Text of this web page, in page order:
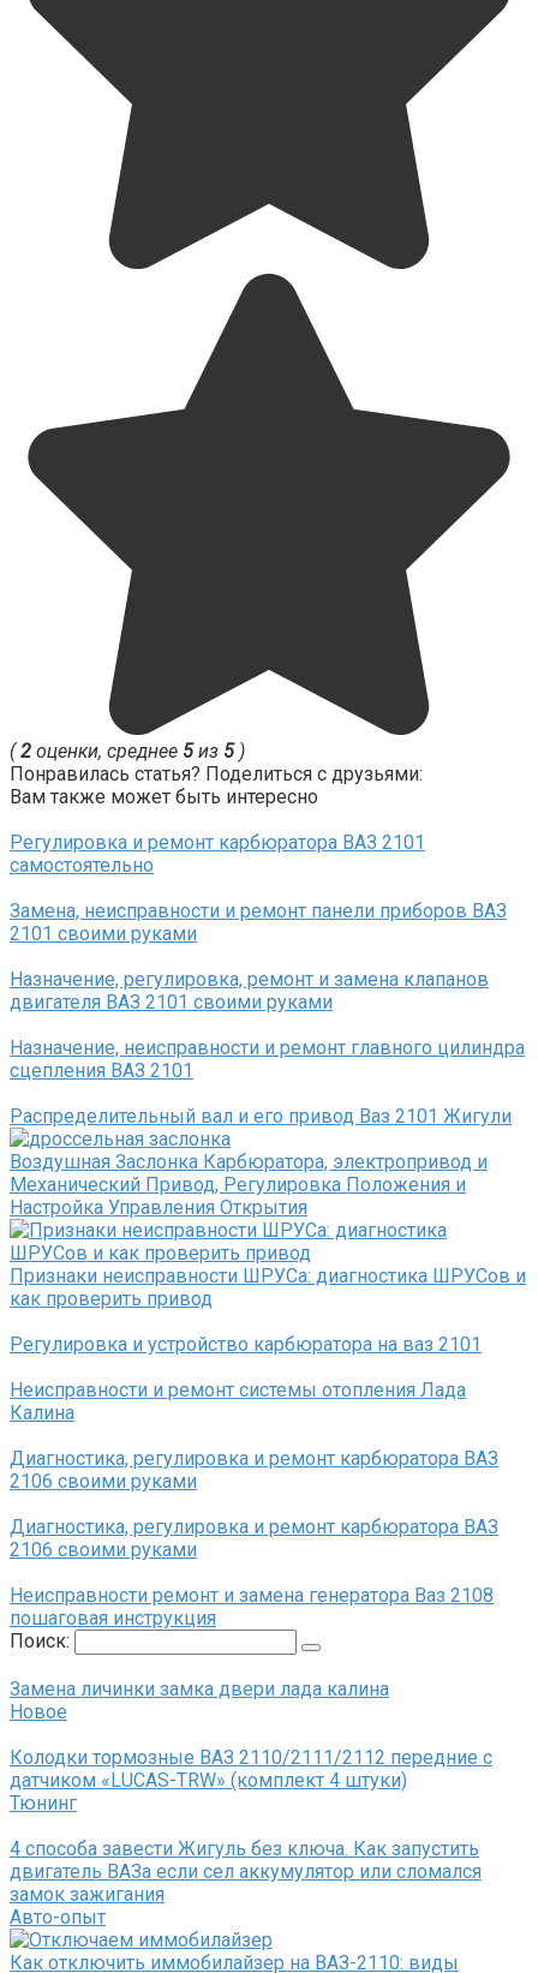
(2 оценки, среднее 5из 5)
Понравилась статья? Поделиться с друзьями:
Вам также может быть интересно
Регулировка и ремонт карбюратора ВАЗ 2101
самостоятельно
Замена, неисправности и ремонт панели приборов ВАЗ
2101 своими руками
Назначение, регулировка, ремонт и замена клапанов
двигателя ВАЗ 2101 своими руками
Назначение, неисправности и ремонт главного цилиндра
сцепления ВАЗ 2101
Распределительный вал и его привод Ваз 2101 Жигули
Воздушная Заслонка Карбюратора, электропривод и
Механический Привод, Регулировка Положения и
Настройка Управления Открытия
Признаки неисправности ШРУСа: диагностика ШРУСов и
как проверить привод
Регулировка и устройство карбюратора на ваз 2101
Неисправности и ремонт системы отопления Лада
Калина
Диагностика, регулировка и ремонт карбюратора ВАЗ
2106 своими руками
Диагностика, регулировка и ремонт карбюратора ВАЗ
2106 своими руками
Неисправности ремонт и замена генератора Ваз 2108
пошаговая инструкция
Поиск:
Замена личинки замка двери лада калина
Новое
Колодки тормозные ВАЗ 2110/2111/2112 передние с
датчиком «LUCAS-TRW» (комплект 4 штуки)
Тюнинг
4 способа завести Жигуль без ключа. Как запустить
двигатель ВАЗа если сел аккумулятор или сломался
замок зажигания
Авто-опыт
Как отключить иммобилайзер на ВАЗ-2110: виды